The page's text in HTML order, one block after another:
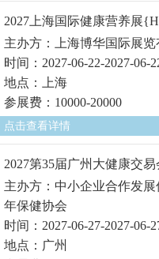
2027上海国际健康营养展
主办方：上海博华国际展览
时间：2027-06-22-2027-06-
地点：上海
参展费：10000-20000
点击查看详情
2027第35届广州大健康交
主办方：中小企业合作发
年保健协会
时间：2027-06-27-2027-06-
地点：广州